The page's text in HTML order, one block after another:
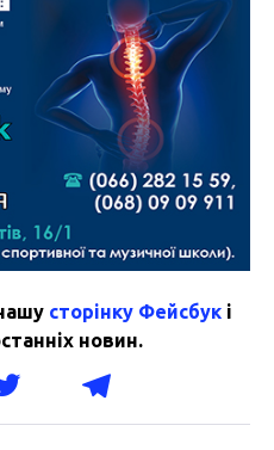
сторінку Фейсбук і
новин.